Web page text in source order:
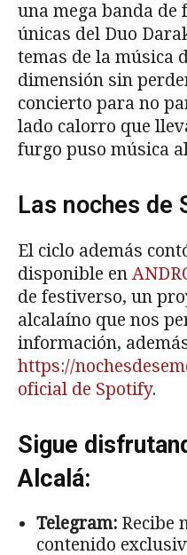
una mega banda de
únicas del Duo
temas de la música
dimensión sin
concierto para no
lado calorro que
furgo puso música
Las noches de
El ciclo además
disponible en
de festiverso, un
alcalaíno que nos
información,
https://
oficial de Spotify.
Sigue
Alcalá:
Telegram: Recibe
contenido